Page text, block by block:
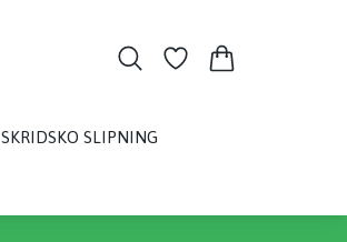
SKRIDSKO SLIPNING